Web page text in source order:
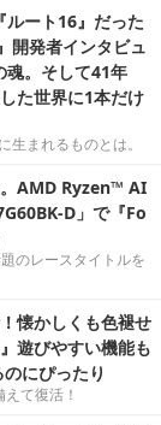
ート16』だった
開発者インタビュ
魂。そして41年
た世界に1本だけ
まれるものとは。
AMD Ryzen™ AI
D」で『Fo
のレースタイトルを
懐かしくも色褪せ
遊びやすい機能も
にぴったり
て復活！